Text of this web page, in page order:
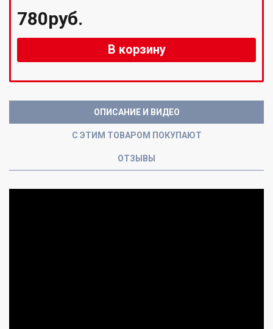
780руб.
В корзину
ОПИСАНИЕ И ВИДЕО
С ЭТИМ ТОВАРОМ ПОКУПАЮТ
ОТЗЫВЫ